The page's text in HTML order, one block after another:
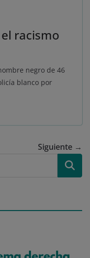
racismo
negro de 46
blanco por
Siguiente →